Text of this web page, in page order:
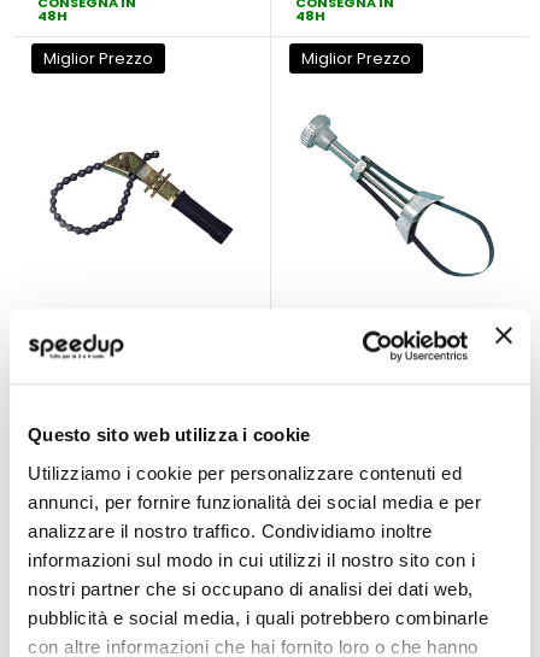
Questo sito web utilizza i cookie
Utilizziamo i cookie per personalizzare contenuti ed
annunci, per fornire funzionalità dei social media e per
analizzare il nostro traffico. Condividiamo inoltre
informazioni sul modo in cui utilizzi il nostro sito con i
nostri partner che si occupano di analisi dei dati web,
pubblicità e social media, i quali potrebbero combinarle
con altre informazioni che hai fornito loro o che hanno
48H 48H
Miglior Prezzo
Chiave tappo olio
Svitafiltro - LAMPA
LAMPA
9,15 €Prezzo
speciale
7,50 € -18%
CONSEGNA IN
Miglior Prezzo
Chiave tappo olio
Svitafiltro - LAMPA
LAMPA
8,42 €
speciale
CONSEGNA IN
48H
Miglior Prezzo